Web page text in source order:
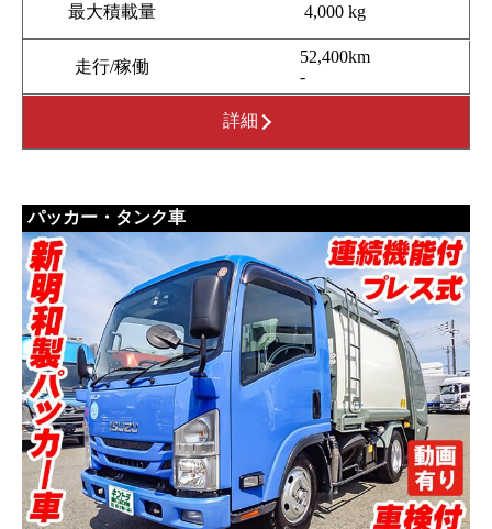
最大積載量 4,000 kg
走行/稼働
52,400km
-
詳細
パッカー・タンク車